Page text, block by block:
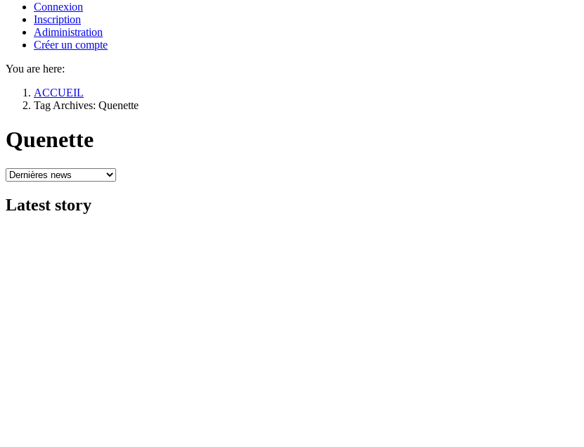
Connexion
Inscription
Adiministration
Créer un compte
You are here:
ACCUEIL
Tag Archives: Quenette
Quenette
Latest story